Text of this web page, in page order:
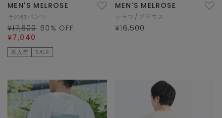
MEN'S MELROSE
その他パンツ
¥17,600 60 % OFF
¥7,040
再入荷 SALE
MEN'S MELROSE
シャツ/ブラウス
¥16,500